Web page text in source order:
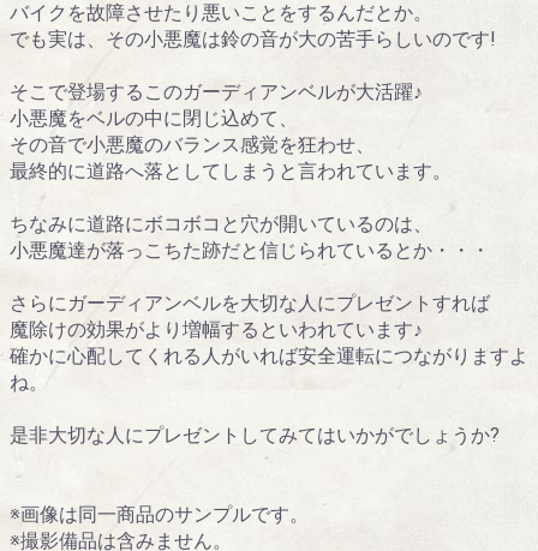
バイクを故障させたり悪いことをするんだとか。
でも実は、その小悪魔は鈴の音が大の苦手らしいのです!
そこで登場するこのガーディアンベルが大活躍♪
小悪魔をベルの中に閉じ込めて、
その音で小悪魔のバランス感覚を狂わせ、
最終的に道路へ落としてしまうと言われています。
ちなみに道路にボコボコと穴が開いているのは、
小悪魔達が落っこちた跡だと信じられているとか・・・
さらにガーディアンベルを大切な人にプレゼントすれば
魔除けの効果がより増幅するといわれています♪
確かに心配してくれる人がいれば安全運転につながりますよ
ね。
是非大切な人にプレゼントしてみてはいかがでしょうか?
※画像は同一商品のサンプルです。
※撮影備品は含みません。